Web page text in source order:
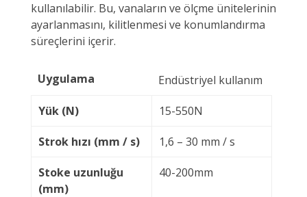
kullanılabilir. Bu, vanaların ve ölçme ünitelerinin
ayarlanmasını, kilitlenmesi ve konumlandırma
süreçlerini içerir.
Uygulama Endüstriyel kullanım
Yük (N) 15-550N
Strok hızı (mm / s) 1,6 – 30 mm / s
Stoke uzunluğu
(mm)
40-200mm